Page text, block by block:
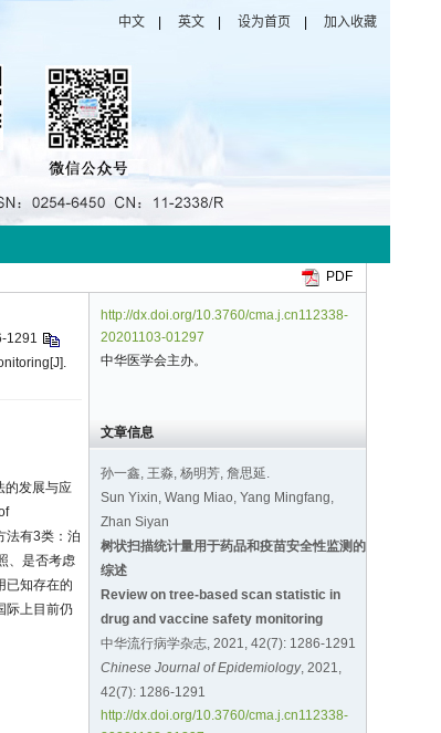
PDF
http://dx.doi.org/10.3760/cma.j.cn112338-
20201103-01297
中华医学会主办。
文章信息
孙一鑫, 王淼, 杨明芳, 詹思延.
Sun Yixin, Wang Miao, Yang Mingfang,
Zhan Siyan
树状扫描统计量用于药品和疫苗安全性监测的
综述
Review on tree-based scan statistic in
drug and vaccine safety monitoring
中华流行病学杂志, 2021, 42(7): 1286-1291
Chinese Journal of Epidemiology, 2021,
42(7): 1286-1291
http://dx.doi.org/10.3760/cma.j.cn112338-
1291
的发展与应
法有3类：泊
、是否考虑
已知存在的
际上目前仍